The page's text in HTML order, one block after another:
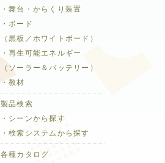
・舞台・からくり装置
・ボード
（黒板／ホワイトボード）
・再生可能エネルギー
（ソーラー＆バッテリー）
・教材
製品検索
・シーンから探す
・検索システムから探す
各種カタログ